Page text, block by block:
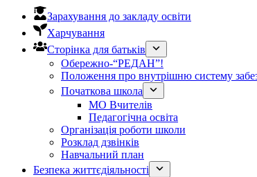
Зарахування до закладу освіти
Харчування
Сторінка для батьків
Обережно-“РЕДАН”!
Положення про внутрішню систему
Початкова школа
МО Вчителів
Педагогічна освіта
Організація роботи школи
Розклад дзвінків
Навчальний план
Безпека життєдіяльності